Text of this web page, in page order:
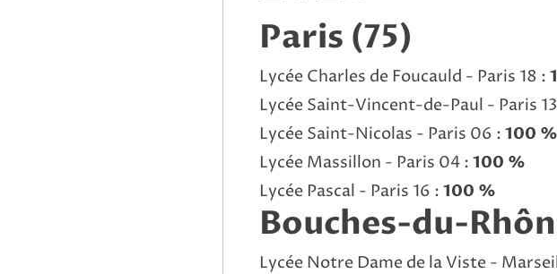
Paris (75)
Lycée Charles de Foucauld - Paris 18 :
Lycée Saint-Vincent-de-Paul - Paris
Lycée Saint-Nicolas - Paris 06 : 100 %
Lycée Massillon - Paris 04 : 100 %
Lycée Pascal - Paris 16 : 100 %
Bouches-du-
Lycée Notre Dame de la Viste -